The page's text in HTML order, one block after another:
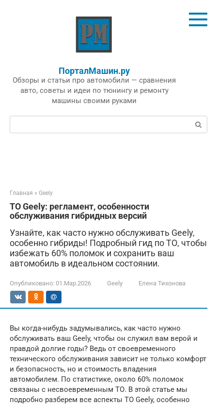
ПорталМашин.ру
Обзоры и статьи про автомобили — сравнения
авто, советы и идеи по тюнингу и ремонту
машины своими руками
Поиск:
Главная » Geely
ТО Geely: регламент, особенности
обслуживания гибридных версий
Узнайте, как часто нужно обслуживать Geely,
особенно гибриды! Подробный гид по ТО, чтобы
избежать 60% поломок и сохранить ваш
автомобиль в идеальном состоянии.
Опубликовано: 01.Мар.2026 Geely Елена Тихонова
Вы когда-нибудь задумывались, как часто нужно
обслуживать ваш Geely, чтобы он служил вам верой и
правдой долгие годы? Ведь от своевременного
технического обслуживания зависит не только комфорт
и безопасность, но и стоимость владения
автомобилем. По статистике, около 60% поломок
связаны с несвоевременным ТО. В этой статье мы
подробно разберем все аспекты ТО Geely, особенно